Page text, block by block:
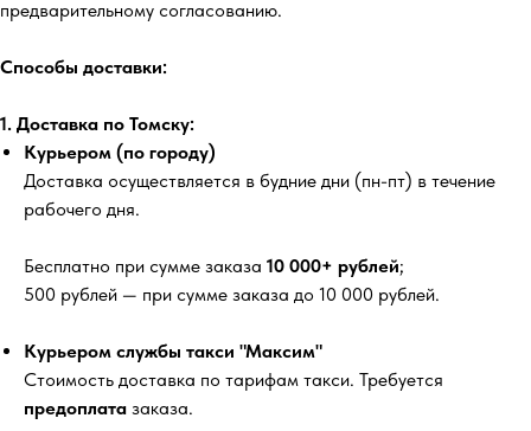
предварительному согласованию.
Способы доставки:
1. Доставка по Томску:
Курьером (по городу)
Доставка осуществляется в будние дни (пн-пт) в течение
рабочего дня.
Бесплатно при сумме заказа 10 000+ рублей;
500 рублей — при сумме заказа до 10 000 рублей.
Курьером службы такси "Максим"
Стоимость доставка по тарифам такси. Требуется
предоплата заказа.